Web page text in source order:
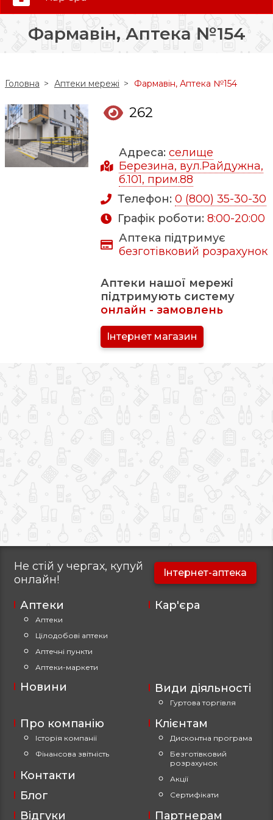
Слідкуй за нами:
Фармавін, Аптека №154
Головна Аптеки мережі Фармавін, Аптека №154
262
Адреса:селище
Березина, вул.Райдужна,
б.101, прим.88
Телефон:0 (800) 35-30-30
Графік роботи:8:00-20:00
Аптека підтримує
безготівковий розрахунок
Аптеки нашої мережі
підтримують систему
онлайн - замовлень
Інтернет магазин
Не стій у чергах, купуй
онлайн!
Інтернет-аптека
Аптеки
Аптеки
Цілодобові аптеки
Аптечні пункти
Аптеки-маркети
Про компанію
Історія компанії
Фінансова звітність
Види діяльності
Гуртова торгівля
Контакти
Відгуки
Новини
Клієнтам
Дисконтна програма
Безготівковий
розрахунок
Акції
Сертифікати
Партнерам
Блог
Кар'єра